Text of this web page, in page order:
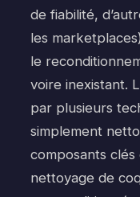
de fiabilité,
les
le
voire inexistant.
par plusieurs
simplement
composants
nettoyage de